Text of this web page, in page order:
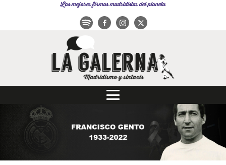
Las mejores firmas madridistas del planeta